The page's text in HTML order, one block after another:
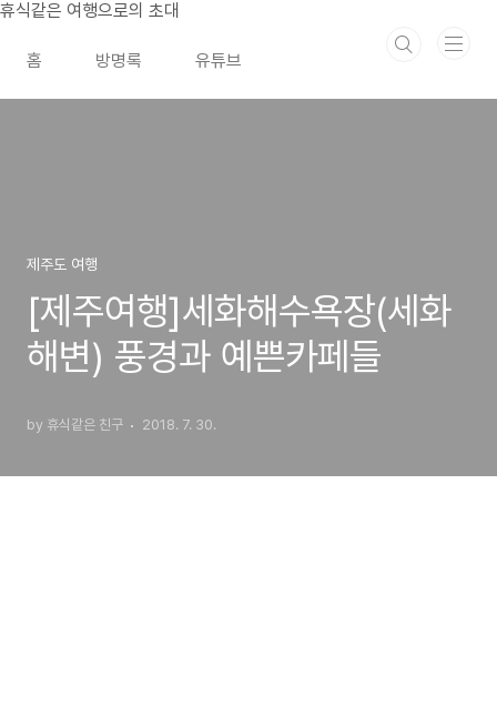
본문 바로가기
휴식같은 여행으로의 초대
홈 방명록 유튜브
제주도 여행
[제주여행]세화해수욕장(세화
해변) 풍경과 예쁜카페들
by 휴식같은 친구 2018. 7. 30.